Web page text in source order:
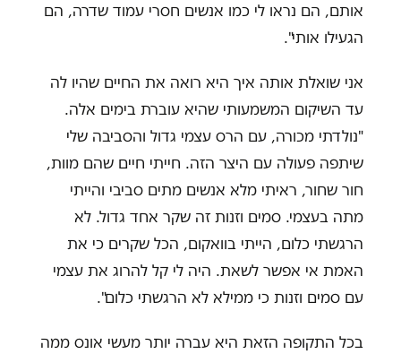
אותם, הם נראו לי כמו אנשים חסרי עמוד שדרה, הם
הגעילו אותי".
אני שואלת אותה איך היא רואה את החיים שהיו לה
עד השיקום המשמעותי שהיא עוברת בימים אלה.
"נולדתי מכורה, עם הרס עצמי גדול והסביבה שלי
שיתפה פעולה עם היצר הזה. חייתי חיים שהם מוות,
חור שחור, ראיתי מלא אנשים מתים סביבי והייתי
מתה בעצמי. סמים וזנות זה שקר אחד גדול. לא
הרגשתי כלום, הייתי בוואקום, הכל שקרים כי את
האמת אי אפשר לשאת. היה לי קל להרוג את עצמי
עם סמים וזנות כי ממילא לא הרגשתי כלום".
בכל התקופה הזאת היא עברה יותר מעשי אונס ממה